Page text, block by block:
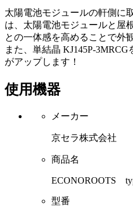
太陽電池モジュールの軒側に
は、太陽電池モジュールと屋
との一体感を高めることで外
また、単結晶 KJ145P-
がアップします！
使用機器
メーカー
京セラ株式会社
商品名
ECONOROOTS
型番